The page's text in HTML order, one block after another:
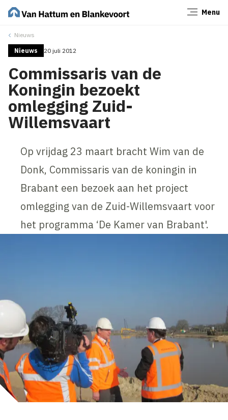
Menu
Nieuws
Nieuws 20 juli 2012
Commissaris van de
Koningin bezoekt
omlegging Zuid-
Willemsvaart
Op vrijdag 23 maart bracht Wim van de
Donk, Commissaris van de koningin in
Brabant een bezoek aan het project
omlegging van de Zuid-Willemsvaart voor
het programma ‘De Kamer van Brabant'.
Sluiten